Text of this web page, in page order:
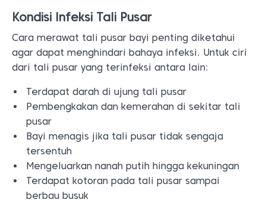
Kondisi Infeksi Tali Pusar
Cara merawat tali pusar bayi penting diketahui
agar dapat menghindari bahaya infeksi. Untuk ciri
dari tali pusar yang terinfeksi antara lain:
Terdapat darah di ujung tali pusar
Pembengkakan dan kemerahan di sekitar tali
pusar
Bayi menagis jika tali pusar tidak sengaja
tersentuh
Mengeluarkan nanah putih hingga kekuningan
Terdapat kotoran pada tali pusar sampai
berbau busuk